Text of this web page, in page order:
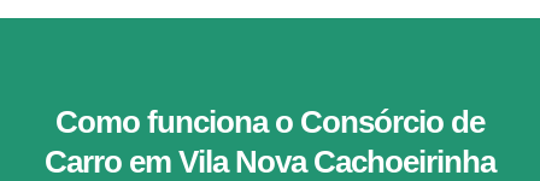
Como funciona o Consórcio de
Carro em Vila Nova Cachoeirinha